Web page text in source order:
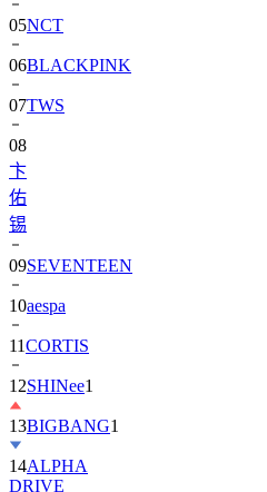
06BLACKPINK
07TWS
08
卞
佑
锡
09
10aespa
11CORTIS
12SHINee1
13BIGBANG
14ALPHA
DRIVE
ONE)1